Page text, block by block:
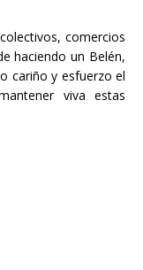
comercios
haciendo un Belén,
cariño y esfuerzo el
viva estas